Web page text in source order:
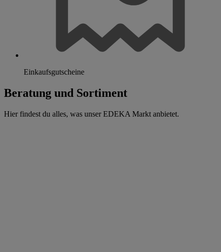
Einkaufsgutscheine
Beratung und Sortiment
Hier findest du alles, was unser EDEKA Markt anbietet.